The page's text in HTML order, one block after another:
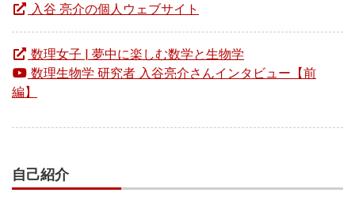
入谷 亮介の個人ウェブサイト
数理女子 | 夢中に楽しむ数学と生物学
数理生物学 研究者 入谷亮介さんインタビュー【前
編】
自己紹介